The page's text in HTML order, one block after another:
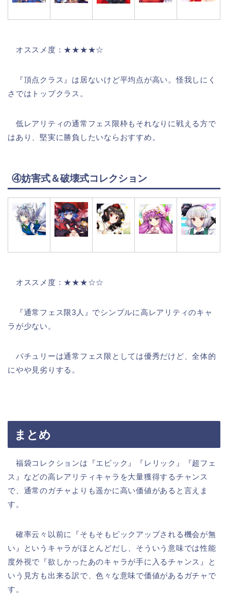
オススメ度：★★★★☆
『頂点クラス』は居ないけど平均点が高い。怪我しにく
さではトップクラス。
低レアリティの通常フェス限枠もそれなりに戦える方で
はあり、堅実に勝負したいならおすすめ。
④妨害式＆破壊式コレクション
オススメ度：★★★☆☆
『通常フェス限3人』でシンプルに高レアリティのキャ
ラが少ない。
パチュリーは通常フェス限としては優秀だけど、全体的
にやや見劣りする。
まとめ
福袋コレクションは『エピック』『レリック』『超フェ
ス』などの高レアリティキャラを大量獲得するチャンス
で、通常のガチャよりも遥かに高い価値があると言えま
す。
確率云々以前に『そもそもピックアップされる機会が無
い』というキャラがほとんどだし、そういう意味では性能
度外視で『欲しかったあのキャラが手に入るチャンス』と
いう見方も出来る訳で、色々な意味で価値があるガチャで
す。